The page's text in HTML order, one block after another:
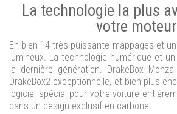
La technologie la plus
votre moteur
En bien 14 très puissante mappages et
lumineux. La technologie numérique et
la dernière génération. DrakeBox
DrakeBox2 exceptionnelle, et bien plus
logiciel spécial pour votre voiture
dans un design exclusif en carbone.